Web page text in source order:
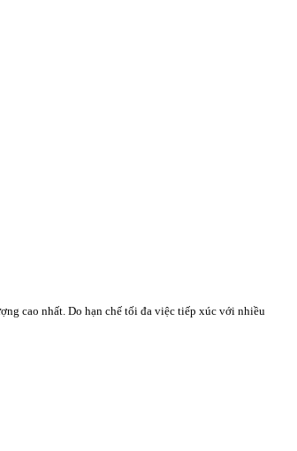
cao nhất. Do hạn chế tối đa việc tiếp xúc với nhiều